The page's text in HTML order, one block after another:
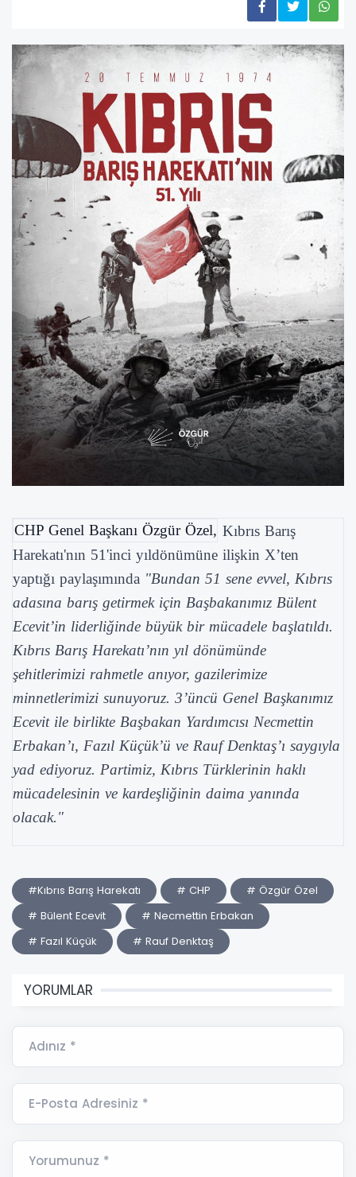
CHP Genel Başkanı Özgür Özel, Kıbrıs Barış
Harekatı'nın 51'inci yıldönümüne ilişkin X’ten
yaptığı paylaşımında "Bundan 51 sene evvel, Kıbrıs
adasına barış getirmek için Başbakanımız Bülent
Ecevit’in liderliğinde büyük bir mücadele başlatıldı.
Kıbrıs Barış Harekatı’nın yıl dönümünde
şehitlerimizi rahmetle anıyor, gazilerimize
minnetlerimizi sunuyoruz. 3’üncü Genel Başkanımız
Ecevit ile birlikte Başbakan Yardımcısı Necmettin
Erbakan’ı, Fazıl Küçük’ü ve Rauf Denktaş’ı saygıyla
yad ediyoruz. Partimiz, Kıbrıs Türklerinin haklı
mücadelesinin ve kardeşliğinin daima yanında
olacak."
#Kıbrıs Barış Harekatı # CHP
# Özgür Özel
# Bülent Ecevit
# Necmettin Erbakan
# Fazıl Küçük
# Rauf Denktaş
YORUMLAR
Adınız *
E-Posta Adresiniz *
Yorumunuz *